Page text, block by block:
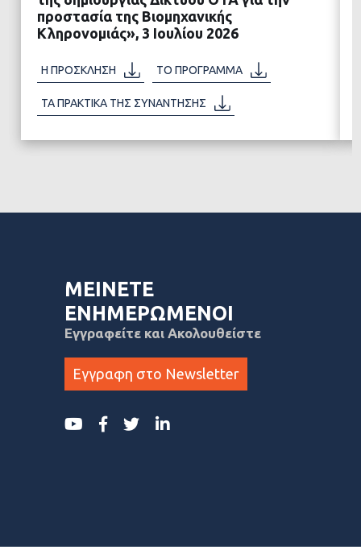
ΔΙΑΒΑΣΤΕ ΠΕΡΙΣΣΟΤΕΡΑ
προστασία της Βιομηχανικής
Κληρονομιάς», 3 Ιουλίου 2026
Η ΠΡΟΣΚΛΗΣΗ ΤΟ ΠΡΟΓΡΑΜΜΑ
ΤΑ ΠΡΑΚΤΙΚΑ ΤΗΣ ΣΥΝΑΝΤΗΣΗΣ
ΜΕΙΝΕΤΕ
ΕΝΗΜΕΡΩΜΕΝΟΙ
Εγγραφείτε και Ακολουθείστε
Εγγραφη στο Newsletter